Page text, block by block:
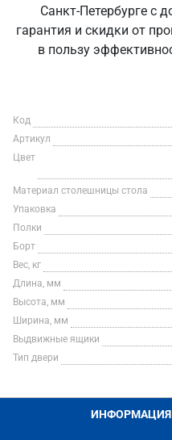
Санкт‑Петербурге с
гарантия и скидки от
в пользу
Код
Артикул
Цвет
Материал столешницы стола
Упаковка
Полки
Борт
Вес, кг
Длина, мм
Высота, мм
Ширина, мм
Выдвижные ящики
Тип двери